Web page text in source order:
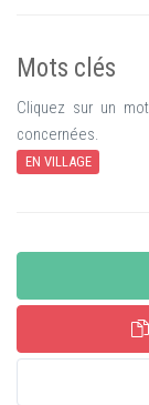
Mots clés
Cliquez sur un
concernées.
EN VILLAGE